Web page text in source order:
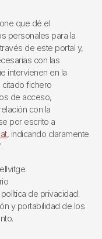
que dé el
personales para la
de este portal y,
con las
intervienen en la
citado fichero
de acceso,
con la
por escrito a
, indicando claramente
de privacidad.
y portabilidad de los